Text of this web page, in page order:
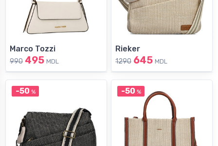
Marco Tozzi
990 495 MDL
Rieker
1290 645 MDL
-50 % -50 %